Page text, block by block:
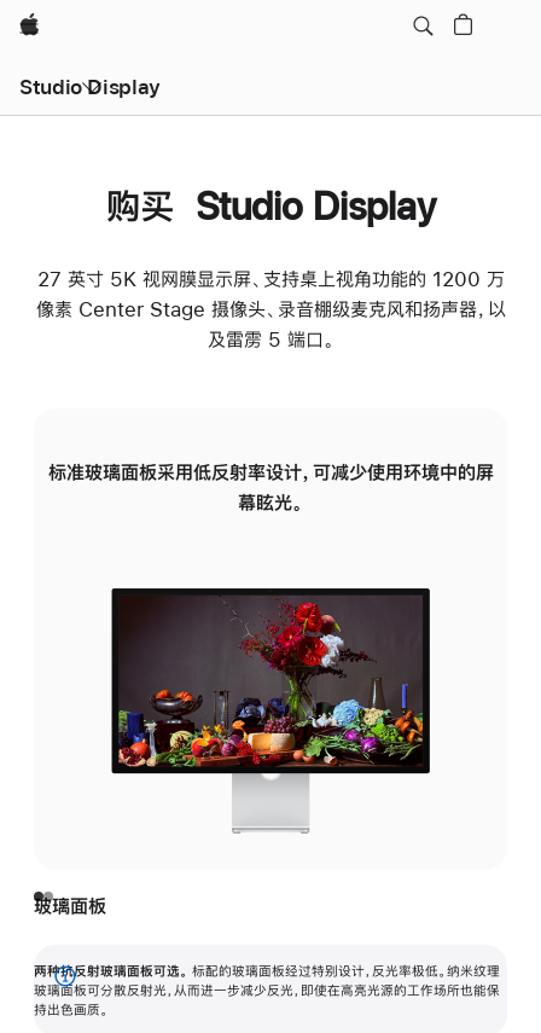
Apple
Studio Display
购买 Studio Display
27 英寸 5K 视网膜显示屏、支持桌上视角功能的 1200 万
像素 Center Stage 摄像头、录音棚级麦克风和扬声器，以
及雷雳 5 端口。
标准玻璃面板采用低反射率设计，可减少使用环境中的屏
幕眩光。
玻璃面板
两种抗反射玻璃面板可选。 标配的玻璃面板经过特别设计，反光率极低。纳米纹理
玻璃面板可分散反射光，从而进一步减少反光，即使在高亮光源的工作场所也能保
持出色画质。
展
开